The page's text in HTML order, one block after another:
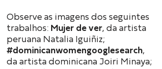
Observe as imagens dos seguintes
trabalhos: Mujer de ver, da artista
peruana Natalia Iguiñiz;
#dominicanwomengooglesearch,
da artista dominicana Joiri Minaya;